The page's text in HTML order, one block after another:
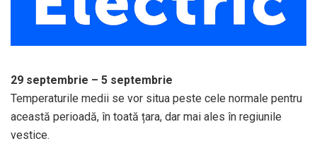
29 septembrie – 5 septembrie
Temperaturile medii se vor situa peste cele normale pentru
această perioadă, în toată țara, dar mai ales în regiunile
vestice.